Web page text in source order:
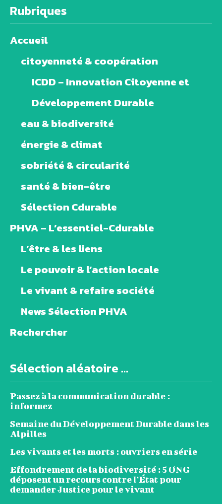
Rubriques
Accueil
citoyenneté & coopération
ICDD – Innovation Citoyenne et
Développement Durable
eau & biodiversité
énergie & climat
sobriété & circularité
santé & bien-être
Sélection Cdurable
PHVA – L’essentiel-Cdurable
L’être & les liens
Le pouvoir & l’action locale
Le vivant & refaire société
News Sélection PHVA
Rechercher
Sélection aléatoire ...
Passez à la communication durable :
informez
Semaine du Développement Durable dans les
Alpilles
Les vivants et les morts : ouvriers en série
Effondrement de la biodiversité : 5 ONG
déposent un recours contre l’État pour
demander Justice pour le vivant